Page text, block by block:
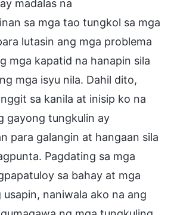
madalas na
sa mga tao tungkol sa mga
lutasin ang mga problema
mga kapatid na hanapin sila
mga isyu nila. Dahil dito,
sa kanila at inisip ko na
gayong tungkulin ay
para galangin at hangaan sila
Pagdating sa mga
sa bahay at mga
naniwala ako na ang